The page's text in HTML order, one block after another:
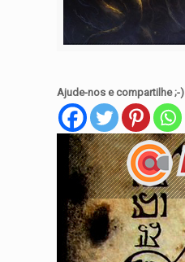
Ajude-nos e compartilhe ;-)